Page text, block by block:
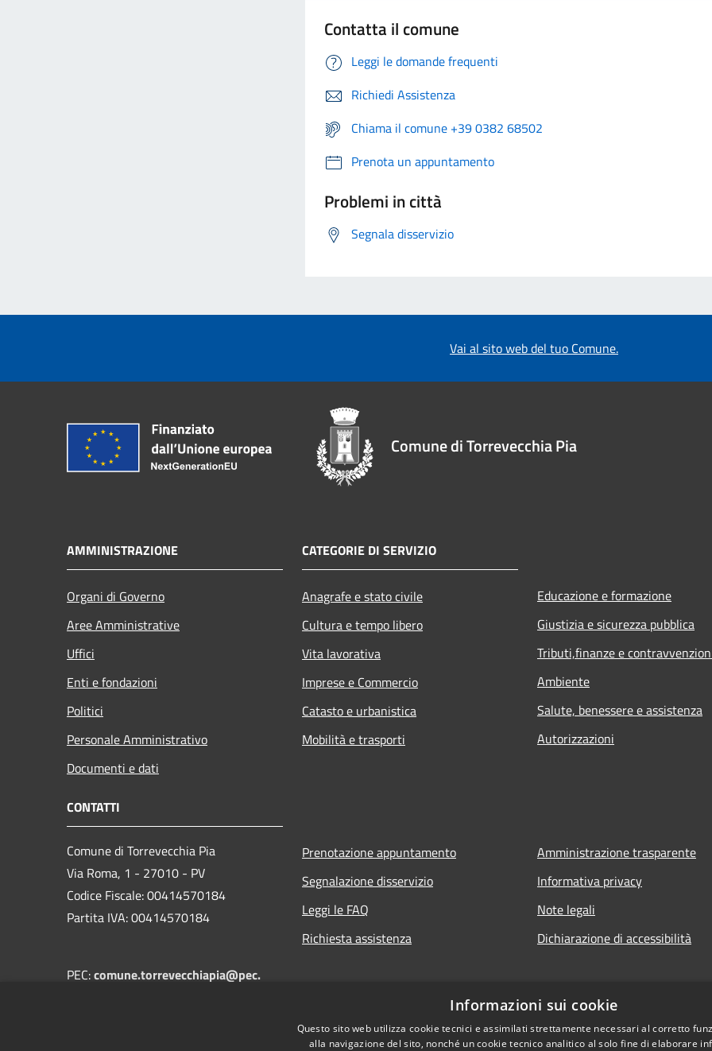
Contatta il comune
Leggi le domande frequenti
Richiedi Assistenza
Chiama il comune +39 0382 68502
Prenota un appuntamento
Problemi in città
Segnala disservizio
Vai al sito web del tuo Comune.
Comune di Torrevecchia Pia
AMMINISTRAZIONE
Organi di Governo
Aree Amministrative
Uffici
Enti e fondazioni
Politici
Personale Amministrativo
Documenti e dati
CATEGORIE DI SERVIZIO
Anagrafe e stato civile
Cultura e tempo libero
Vita lavorativa
Imprese e Commercio
Catasto e urbanistica
Mobilità e trasporti
Educazione e formazione
Giustizia e sicurezza pubblica
Tributi,finanze e
Ambiente
Salute, benessere e assistenza
Autorizzazioni
CONTATTI
Comune di Torrevecchia Pia
Via Roma, 1 - 27010 - PV
Codice Fiscale: 00414570184
Partita IVA: 00414570184
PEC:comune.torrevecchiapia@pec.
Prenotazione appuntamento
Segnalazione disservizio
Leggi le FAQ
Richiesta assistenza
Amministrazione trasparente
Informativa privacy
Note legali
Dichiarazione di accessibilità
Informazioni sui cookie
Questo sito web utilizza cookie tecnici e assimilati strettamente necessari al corretto
alla navigazione del sito, nonché un cookie tecnico analitico al solo fine di elaborare